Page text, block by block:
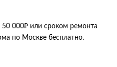
000₽ или сроком ремонта
по Москве бесплатно.